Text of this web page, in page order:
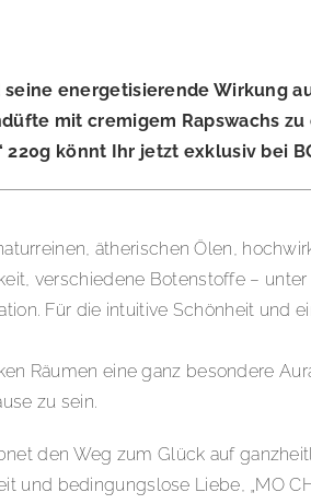
seine energetisierende Wirkung
mit cremigem Rapswachs
220g könnt Ihr jetzt exklusiv bei
ätherischen Ölen,
verschiedene Botenstoffe –
Für die intuitive Schönheit und
Räumen eine ganz besondere
zu sein.
den Weg zum Glück auf
und bedingungslose Liebe, „MO